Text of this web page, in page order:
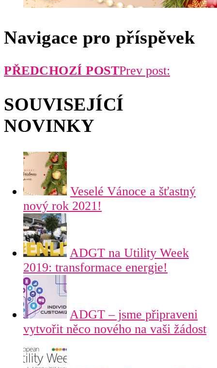
Navigace pro příspěvek
PŘEDCHOZÍ POSTPrev post:
SOUVISEJÍCÍ
NOVINKY
Veselé Vánoce a šťastný
nový rok 2021!
ADGT na Utility Week
2019: transformace energie!
ADGT – jsme připraveni
vytvořit něco nového na vaši žádost